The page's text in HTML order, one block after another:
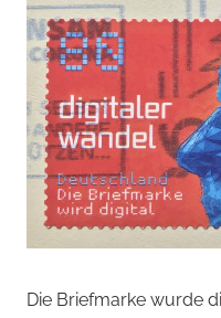
Die Briefmarke wurde